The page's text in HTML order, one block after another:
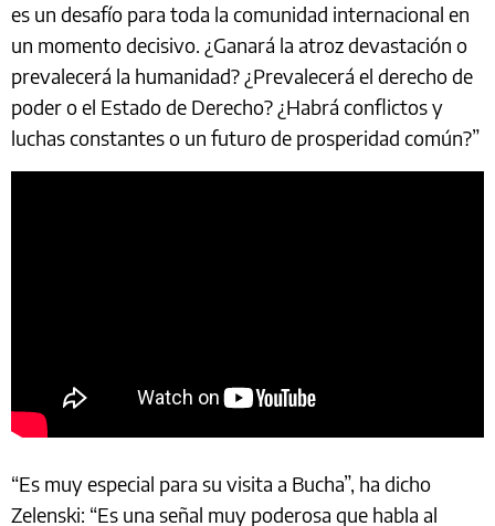
es un desafío para toda la comunidad internacional en
un momento decisivo. ¿Ganará la atroz devastación o
prevalecerá la humanidad? ¿Prevalecerá el derecho de
poder o el Estado de Derecho? ¿Habrá conflictos y
luchas constantes o un futuro de prosperidad común?”
“Es muy especial para su visita a Bucha”, ha dicho
Zelenski: “Es una señal muy poderosa que habla al